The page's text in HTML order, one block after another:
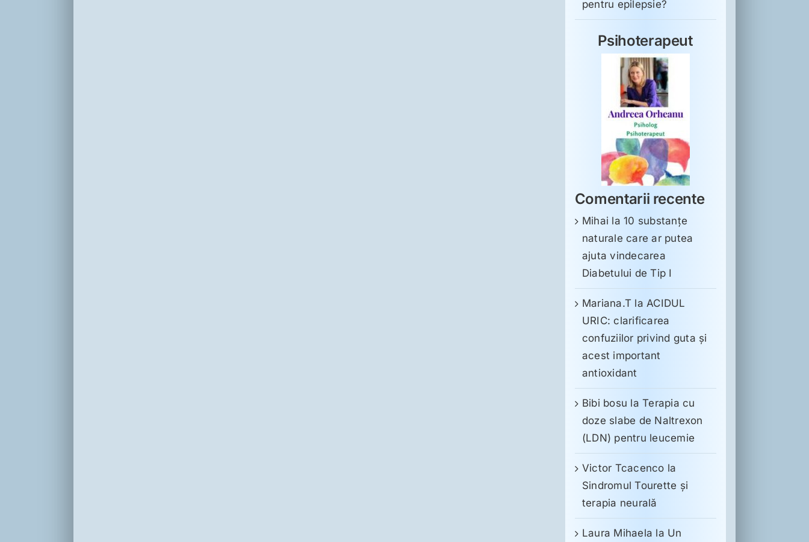
pentru epilepsie?
Psihoterapeut
Comentarii recente
Mihai la10 substanţe
naturale care ar putea
ajuta vindecarea
Diabetului de Tip I
Mariana.T la ACIDUL
URIC: clarificarea
confuziilor privind guta și
acest important
antioxidant
Bibi bosu laTerapia cu
doze slabe de Naltrexon
(LDN) pentru leucemie
Victor Tcacenco la
Sindromul Tourette şi
terapia neurală
Laura Mihaela la Un